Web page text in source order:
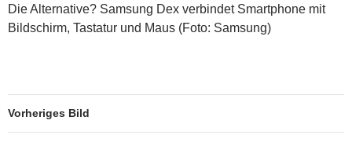
Die Alternative? Samsung Dex verbindet Smartphone mit
Bildschirm, Tastatur und Maus (Foto: Samsung)
Vorheriges Bild